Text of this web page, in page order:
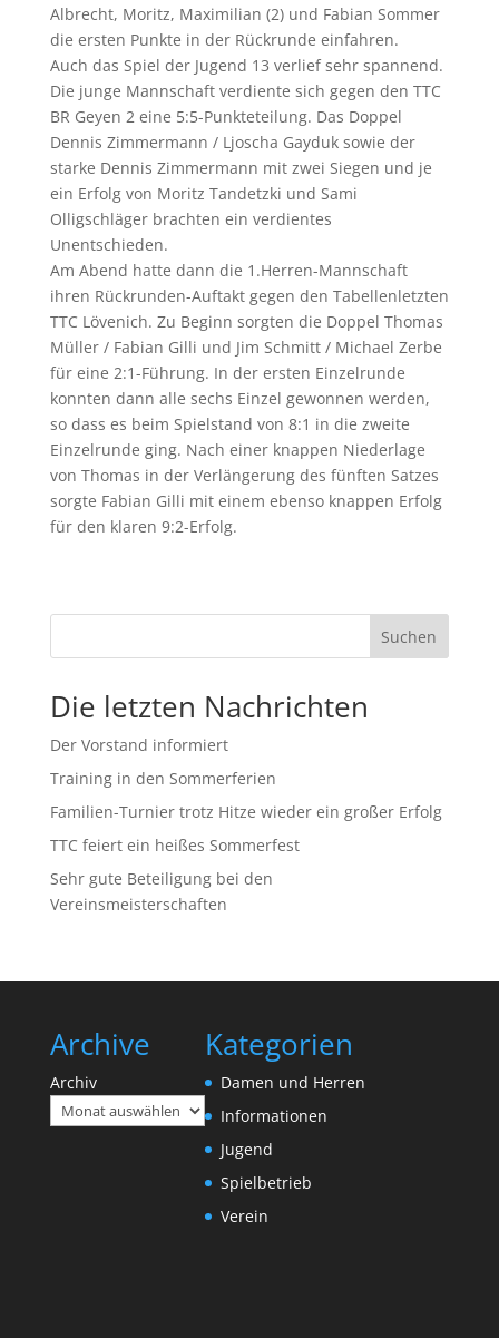
Albrecht, Moritz, Maximilian (2) und Fabian Sommer
die ersten Punkte in der Rückrunde einfahren.
Auch das Spiel der Jugend 13 verlief sehr spannend.
Die junge Mannschaft verdiente sich gegen den TTC
BR Geyen 2 eine 5:5-Punkteteilung. Das Doppel
Dennis Zimmermann / Ljoscha Gayduk sowie der
starke Dennis Zimmermann mit zwei Siegen und je
ein Erfolg von Moritz Tandetzki und Sami
Olligschläger brachten ein verdientes
Unentschieden.
Am Abend hatte dann die 1.Herren-Mannschaft
ihren Rückrunden-Auftakt gegen den Tabellenletzten
TTC Lövenich. Zu Beginn sorgten die Doppel Thomas
Müller / Fabian Gilli und Jim Schmitt / Michael Zerbe
für eine 2:1-Führung. In der ersten Einzelrunde
konnten dann alle sechs Einzel gewonnen werden,
so dass es beim Spielstand von 8:1 in die zweite
Einzelrunde ging. Nach einer knappen Niederlage
von Thomas in der Verlängerung des fünften Satzes
sorgte Fabian Gilli mit einem ebenso knappen Erfolg
für den klaren 9:2-Erfolg.
Suchen
Die letzten Nachrichten
Der Vorstand informiert
Training in den Sommerferien
Familien-Turnier trotz Hitze wieder ein großer Erfolg
TTC feiert ein heißes Sommerfest
Sehr gute Beteiligung bei den
Vereinsmeisterschaften
Archive
Archiv
Kategorien
Damen und Herren
Informationen
Jugend
Spielbetrieb
Verein